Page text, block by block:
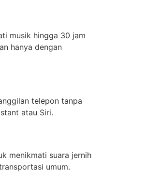
musik hingga 30 jam
hanya dengan
telepon tanpa
atau Siri.
menikmati suara jernih
umum.